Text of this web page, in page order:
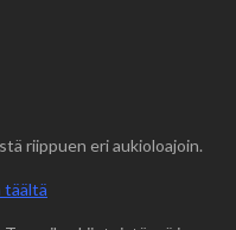
riippuen eri aukioloajoin.
täältä